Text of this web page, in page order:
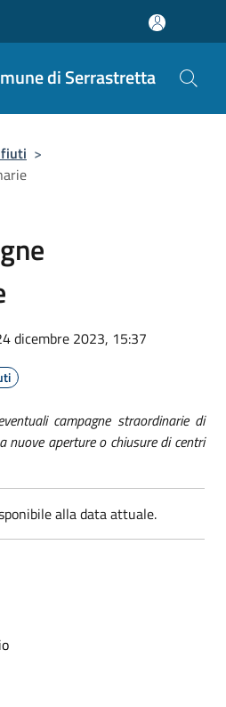
di Serrastretta
>
dicembre 2023, 15:37
campagne straordinarie di
nuove aperture o chiusure di centri
alla data attuale.